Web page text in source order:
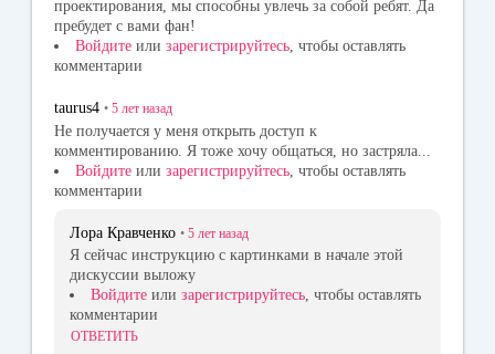
проектирования, мы способны увлечь за собой ребят. Да
пребудет с вами фан!
Войдите или зарегистрируйтесь, чтобы оставлять
комментарии
taurus4 • 5 лет назад
Не получается у меня открыть доступ к
комментированию. Я тоже хочу общаться, но застряла...
Войдите или зарегистрируйтесь , чтобы оставлять
комментарии
Лора Кравченко • 5 лет назад
Я сейчас инструкцию с картинками в начале этой
дискуссии выложу
Войдите или зарегистрируйтесь, чтобы оставлять
комментарии
ОТВЕТИТЬ